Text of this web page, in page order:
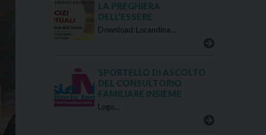
LA PREGHIERA
DELL’ESSERE
Download: Locandina…
SPORTELLO DI ASCOLTO
DEL CONSULTORIO
FAMILIARE INSIEME
Logo…